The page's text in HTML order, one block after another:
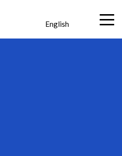
English